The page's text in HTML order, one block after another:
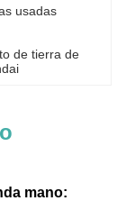
usadas
de tierra de
mano: